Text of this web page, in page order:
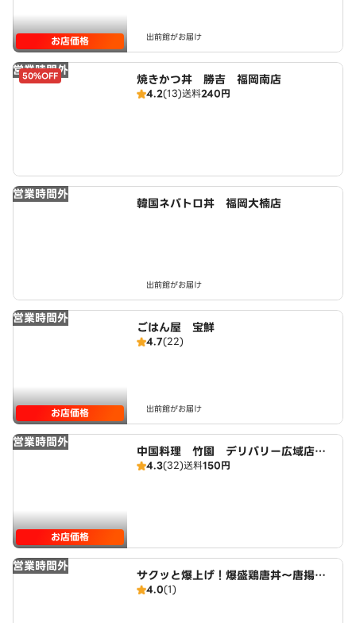
お店価格 出前館がお届け
営業時間外
50%OFF 焼きかつ丼 勝吉 福岡南店
4.2(13)送料240円
営業時間外
韓国ネバトロ丼 福岡大楠店
出前館がお届け
営業時間外
お店価格
ごはん屋 宝鮮
4.7(22)
出前館がお届け
営業時間外
お店価格
中国料理 竹園 デリバリー広域店（B
エリア）
4.3(32)送料150円
営業時間外
サクッと爆上げ！爆盛鶏唐丼～唐揚げ
商店鳥一ミート 鳥飼5丁目店
4.0(1)